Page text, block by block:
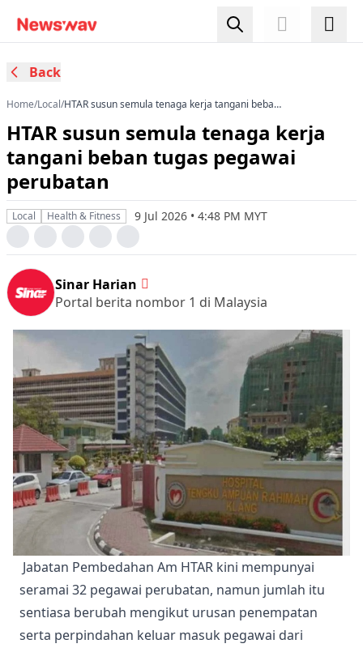
Back
Home/Local/HTAR susun semula tenaga kerja tangani beban
HTAR susun semula tenaga kerja
tangani beban tugas pegawai
perubatan
Local Health & Fitness 9 Jul 2026 • 4:48 PM MYT
Sinar Harian
Portal berita nombor 1 di Malaysia
seramai 32 pegawai perubatan, namun jumlah itu
sentiasa berubah mengikut urusan penempatan
serta perpindahan keluar masuk pegawai dari